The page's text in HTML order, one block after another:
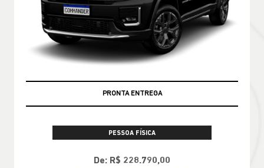
PRONTA ENTREGA
PESSOA FÍSICA
De: R$ 228.790,00